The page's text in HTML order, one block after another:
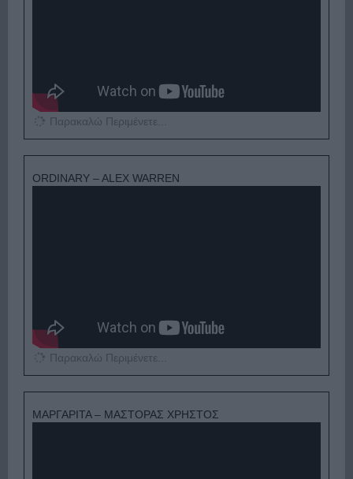
Παρακαλώ Περιμένετε...
ORDINARY – ALEX WARREN
Παρακαλώ Περιμένετε...
ΜΑΡΓΑΡΙΤΑ – ΜΑΣΤΟΡΑΣ ΧΡΗΣΤΟΣ